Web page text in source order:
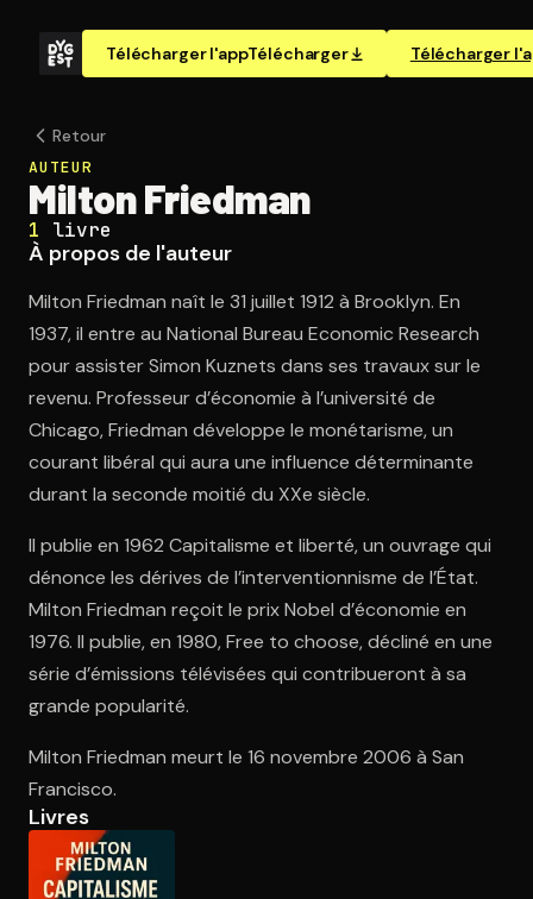
Télécharger l'appTélécharger Télécharger
Ouvre l'app Appareil photo, pointe sur le code. C'est gratuit à
Retour
AUTEUR
Milton Friedman
1 livre
À propos de l'auteur
Milton Friedman naît le 31 juillet 1912 à Brooklyn. En
1937, il entre au National Bureau Economic Research
pour assister Simon Kuznets dans ses travaux sur le
revenu. Professeur d’économie à l’université de
Chicago, Friedman développe le monétarisme, un
courant libéral qui aura une influence déterminante
durant la seconde moitié du XXe siècle.
Il publie en 1962 Capitalisme et liberté, un ouvrage qui
dénonce les dérives de l’interventionnisme de l’État.
Milton Friedman reçoit le prix Nobel d’économie en
1976. Il publie, en 1980, Free to choose, décliné en une
série d’émissions télévisées qui contribueront à sa
grande popularité.
Milton Friedman meurt le 16 novembre 2006 à San
Francisco.
Livres